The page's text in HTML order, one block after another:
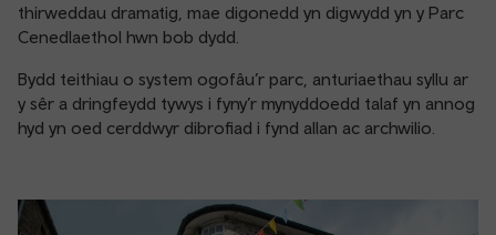
thirweddau dramatig, mae digonedd yn digwydd yn y Parc
Cenedlaethol hwn bob dydd.
Bydd teithiau o system ogofâu’r parc, anturiaethau syllu ar
y sêr a dringfeydd tywys i fyny’r mynyddoedd talaf yn annog
hyd yn oed cerddwyr dibrofiad i fynd allan ac archwilio.